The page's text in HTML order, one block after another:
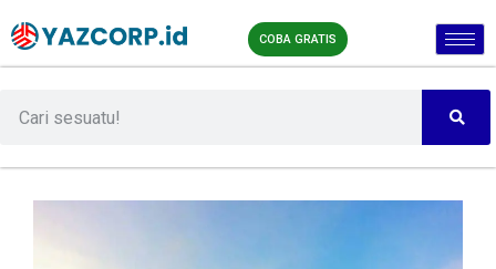
COBA GRATIS